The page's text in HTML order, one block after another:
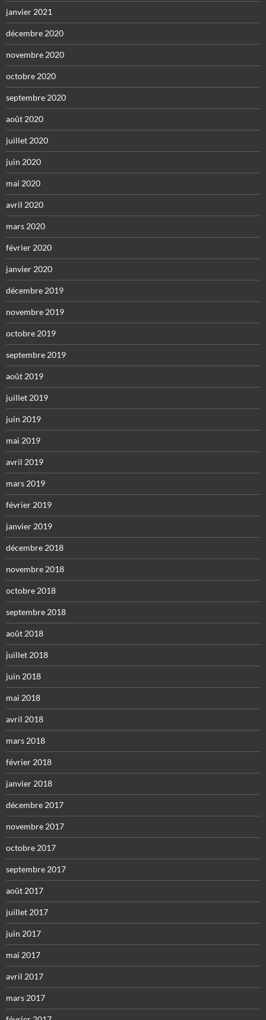
janvier 2021
décembre 2020
novembre 2020
octobre 2020
septembre 2020
août 2020
juillet 2020
juin 2020
mai 2020
avril 2020
mars 2020
février 2020
janvier 2020
décembre 2019
novembre 2019
octobre 2019
septembre 2019
août 2019
juillet 2019
juin 2019
mai 2019
avril 2019
mars 2019
février 2019
janvier 2019
décembre 2018
novembre 2018
octobre 2018
septembre 2018
août 2018
juillet 2018
juin 2018
mai 2018
avril 2018
mars 2018
février 2018
janvier 2018
décembre 2017
novembre 2017
octobre 2017
septembre 2017
août 2017
juillet 2017
juin 2017
mai 2017
avril 2017
mars 2017